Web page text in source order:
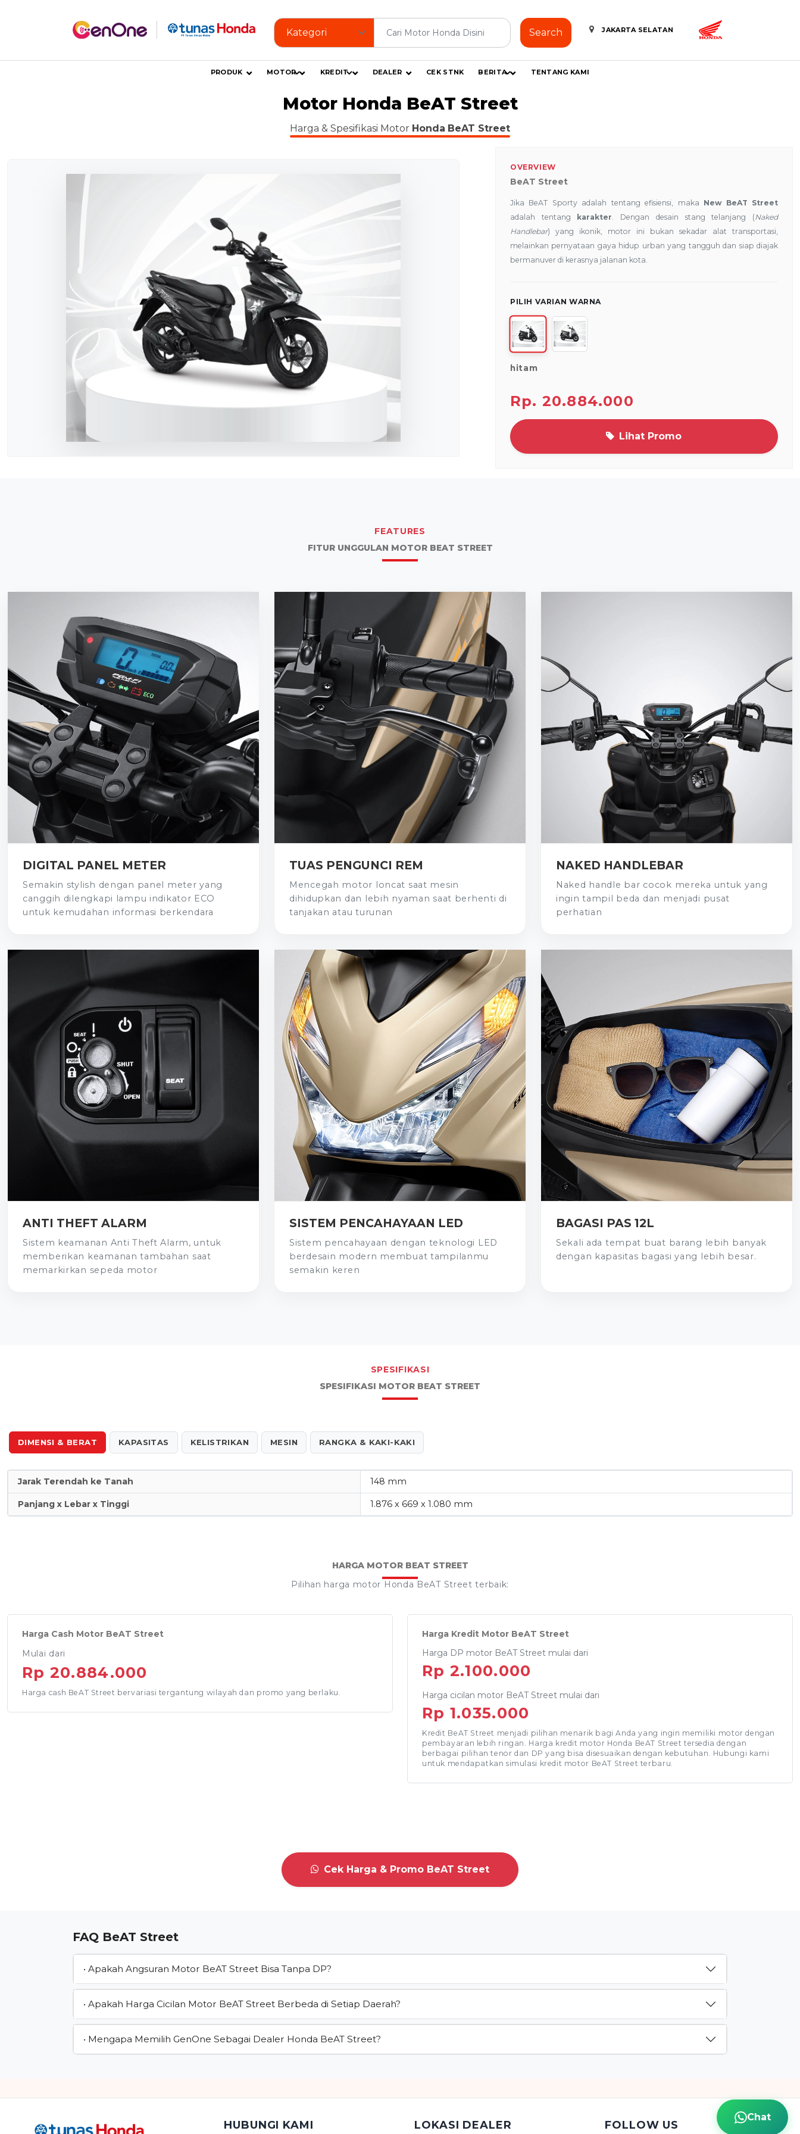
Search JAKARTA SELATAN
PRODUK MOTOR KREDIT DEALER CEK STNK BERITA TENTANG KAMI
Motor Honda BeAT Street
Harga & Spesifikasi Motor Honda BeAT Street
OVERVIEW
BeAT Street
Jika BeAT Sporty adalah tentang efisiensi, maka New BeAT Street
adalah tentang
karakter . Dengan desain stang telanjang (Naked
Handlebar) yang ikonik, motor ini bukan sekadar alat transportasi,
melainkan pernyataan gaya hidup urban yang tangguh dan siap diajak
bermanuver di kerasnya jalanan kota.
PILIH VARIAN WARNA
hitam
Rp. 20.884.000
Lihat Promo
FEATURES
FITUR UNGGULAN MOTOR BEAT STREET
DIGITAL PANEL METER
Semakin stylish dengan panel meter yang
canggih dilengkapi lampu indikator ECO
untuk kemudahan informasi berkendara
TUAS PENGUNCI REM
Mencegah motor loncat saat mesin
dihidupkan dan lebih nyaman saat berhenti di
tanjakan atau turunan
NAKED HANDLEBAR
Naked handle bar cocok mereka untuk yang
ingin tampil beda dan menjadi pusat
perhatian
ANTI THEFT ALARM
Sistem keamanan Anti Theft Alarm, untuk
memberikan keamanan tambahan saat
memarkirkan sepeda motor
SISTEM PENCAHAYAAN LED
Sistem pencahayaan dengan teknologi LED
berdesain modern membuat tampilanmu
semakin keren
BAGASI PAS 12L
Sekali ada tempat buat barang lebih banyak
dengan kapasitas bagasi yang lebih besar.
SPESIFIKASI
SPESIFIKASI MOTOR BEAT STREET
DIMENSI & BERAT KAPASITAS KELISTRIKAN MESIN RANGKA & KAKI-KAKI
Jarak Terendah ke Tanah 148 mm
Panjang x Lebar x Tinggi 1.876 x 669 x 1.080 mm
HARGA MOTOR BEAT STREET
Pilihan harga motor Honda BeAT Street terbaik:
Harga Cash Motor BeAT Street
Mulai dari
Rp 20.884.000
Harga cash BeAT Street bervariasi tergantung wilayah dan promo yang berlaku.
Harga Kredit Motor BeAT Street
Harga DP motor BeAT Street mulai dari
Rp 2.100.000
Harga cicilan motor BeAT Street mulai dari
Rp 1.035.000
Kredit BeAT Street menjadi pilihan menarik bagi Anda yang ingin memiliki motor dengan
pembayaran lebih ringan. Harga kredit motor Honda BeAT Street tersedia dengan
berbagai pilihan tenor dan DP yang bisa disesuaikan dengan kebutuhan. Hubungi kami
untuk mendapatkan simulasi kredit motor BeAT Street terbaru.
Cek Harga & Promo BeAT Street
FAQ BeAT Street
• Apakah Angsuran Motor BeAT Street Bisa Tanpa DP?
• Apakah Harga Cicilan Motor BeAT Street Berbeda di Setiap Daerah?
• Mengapa Memilih GenOne Sebagai Dealer Honda BeAT Street?
HUBUNGI KAMI LOKASI DEALER FOLLOW US
Chat